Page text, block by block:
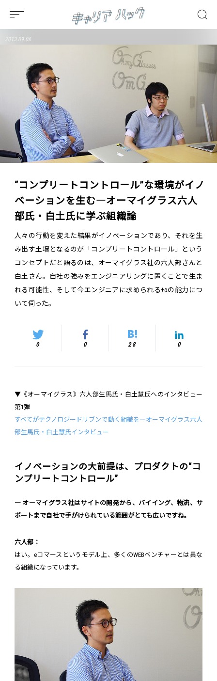
2013.09.06
“コンプリートコントロール”な環境がイノ
ベーションを生む―オーマイグラス六人
部氏・白土氏に学ぶ組織論
人々の行動を変えた結果がイノベーションであり、それを生
み出す土壌となるのが「コンプリートコントロール」という
コンセプトだと語るのは、オーマイグラス社の六人部さんと
白土さん。自社の強みをエンジニアリングに置くことで生ま
れる可能性、そして今エンジニアに求められる+αの能力につ
いて伺った。
0 0 28 0
▼《オーマイグラス》六人部生馬氏・白土慧氏へのインタビュー
第1弾
すべてがテクノロジードリブンで動く組織を―オーマイグラス六人
部生馬氏・白土慧氏インタビュー
イノベーションの大前提は、プロダクトの“コ
ンプリートコントロール”
― オーマイグラス社はサイトの開発から、バイイング、物流、サ
ポートまで自社で手がけられている範囲がとても広いですね。
六人部：
はい。eコマースというモデル上、多くのWEBベンチャーとは異な
る組織になっています。